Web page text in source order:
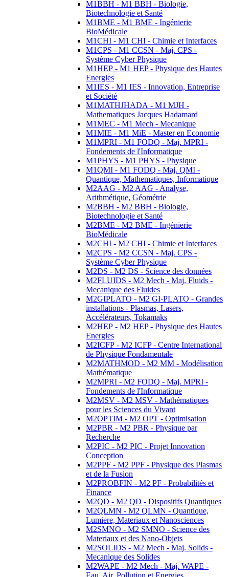
M1BBH - M1 BBH - Biologie,
Biotechnologie et Santé
M1BME - M1 BME - Ingénierie
BioMédicale
M1CHI - M1 CHI - Chimie et Interfaces
M1CPS - M1 CCSN - Maj. CPS -
Système Cyber Physique
M1HEP - M1 HEP - Physique des Hautes
Energies
M1IES - M1 IES - Innovation, Entreprise
et Société
M1MATHJHADA - M1 MJH -
Mathematiques Jacques Hadamard
M1MEC - M1 Mech - Mecanique
M1MIE - M1 MiE - Master en Economie
M1MPRI - M1 FODQ - Maj. MPRI -
Fondements de l'Informatique
M1PHYS - M1 PHYS - Physique
M1QMI - M1 FODQ - Maj. QMI -
Quantique, Mathematiques, Informatique
M2AAG - M2 AAG - Analyse,
Arithmétique, Géométrie
M2BBH - M2 BBH - Biologie,
Biotechnologie et Santé
M2BME - M2 BME - Ingénierie
BioMédicale
M2CHI - M2 CHI - Chimie et Interfaces
M2CPS - M2 CCSN - Maj. CPS -
Système Cyber Physique
M2DS - M2 DS - Science des données
M2FLUIDS - M2 Mech - Maj. Fluids -
Mecanique des Fluides
M2GIPLATO - M2 GI-PLATO - Grandes
installations - Plasmas, Lasers,
Accélérateurs, Tokamaks
M2HEP - M2 HEP - Physique des Hautes
Energies
M2ICFP - M2 ICFP - Centre International
de Physique Fondamentale
M2MATHMOD - M2 MM - Modélisation
Mathématique
M2MPRI - M2 FODQ - Maj. MPRI -
Fondements de l'Informatique
M2MSV - M2 MSV - Mathématiques
pour les Sciences du Vivant
M2OPTIM - M2 OPT - Optimisation
M2PBR - M2 PBR - Physique par
Recherche
M2PIC - M2 PIC - Projet Innovation
Conception
M2PPF - M2 PPF - Physique des Plasmas
et de la Fusion
M2PROBFIN - M2 PF - Probabilités et
Finance
M2QD - M2 QD - Dispositifs Quantiques
M2QLMN - M2 QLMN - Quantique,
Lumiere, Materiaux et Nanosciences
M2SMNO - M2 SMNO - Science des
Materiaux et des Nano-Objets
M2SOLIDS - M2 Mech - Maj. Solids -
Mecanique des Solides
M2WAPE - M2 Mech - Maj. WAPE -
Eau, Air, Pollution et Energies